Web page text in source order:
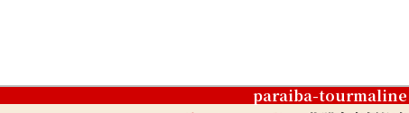
paraiba-tourmaline